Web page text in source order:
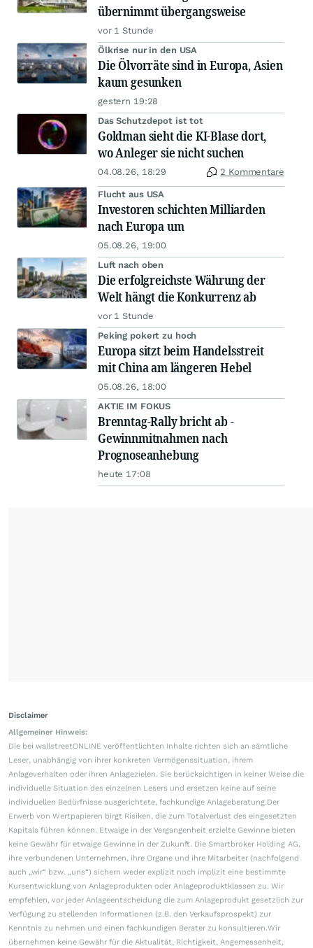
übernimmt übergangsweise
vor 1 Stunde
Ölkrise nur in den USA
Die Ölvorräte sind in Europa, Asien
kaum gesunken
gestern 19:28
Das Schutzdepot ist tot
Goldman sieht die KI-Blase dort,
wo Anleger sie nicht suchen
04.08.26, 18:29 2 Kommentare
Flucht aus USA
Investoren schichten Milliarden
nach Europa um
05.08.26, 19:00
Luft nach oben
Die erfolgreichste Währung der
Welt hängt die Konkurrenz ab
vor 1 Stunde
Peking pokert zu hoch
Europa sitzt beim Handelsstreit
mit China am längeren Hebel
05.08.26, 18:00
AKTIE IM FOKUS
Brenntag-Rally bricht ab -
Gewinnmitnahmen nach
Prognoseanhebung
heute 17:08
Disclaimer
Allgemeiner Hinweis:
Die bei wallstreetONLINE veröffentlichten Inhalte richten sich an sämtliche
Leser, unabhängig von ihrer konkreten Vermögenssituation, ihrem
Anlageverhalten oder ihren Anlagezielen. Sie berücksichtigen in keiner Weise die
individuelle Situation des einzelnen Lesers und ersetzen keine auf seine
individuellen Bedürfnisse ausgerichtete, fachkundige Anlageberatung.Der
Erwerb von Wertpapieren birgt Risiken, die zum Totalverlust des eingesetzten
Kapitals führen können. Etwaige in der Vergangenheit erzielte Gewinne bieten
keine Gewähr für etwaige Gewinne in der Zukunft. Die Smartbroker Holding AG,
ihre verbundenen Unternehmen, ihre Organe und ihre Mitarbeiter (nachfolgend
auch „wir“ bzw. „uns“) sichern weder explizit noch implizit eine bestimmte
Kursentwicklung von Anlageprodukten oder Anlageproduktklassen zu. Wir
empfehlen, vor jeder Anlageentscheidung die zum Anlageprodukt gesetzlich zur
Verfügung zu stellenden Informationen (z.B. den Verkaufsprospekt) zur
Kenntnis zu nehmen und einen fachkundigen Berater zu konsultieren.Wir
übernehmen keine Gewähr für die Aktualität, Richtigkeit, Angemessenheit,